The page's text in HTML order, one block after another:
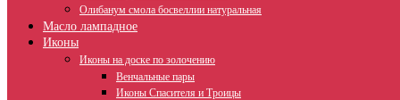
Олибанум смола босвеллии натуральная
Масло лампадное
Иконы
Иконы на доске по золочению
Венчальные пары
Иконы Спасителя и Троицы